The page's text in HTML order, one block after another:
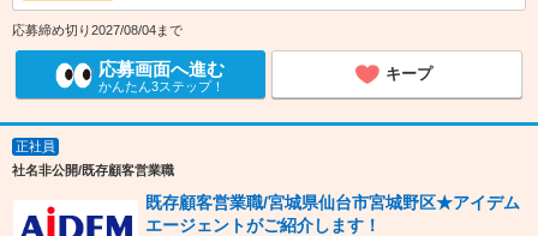
応募締め切り2027/08/04まで
応募画面へ進む
かんたん3ステップ！
キープ
正社員
社名非公開/既存顧客営業職
既存顧客営業職/宮城県仙台市宮城野区★アイデム
エージェントがご紹介します！